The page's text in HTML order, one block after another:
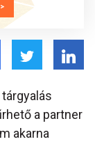
a partner
akarna